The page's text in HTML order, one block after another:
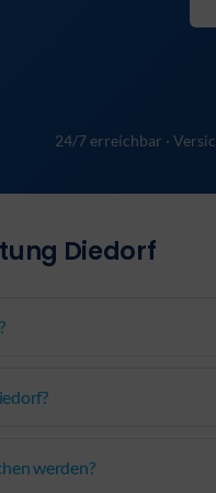
24/7 erreichbar ·
Diedorf
werden?